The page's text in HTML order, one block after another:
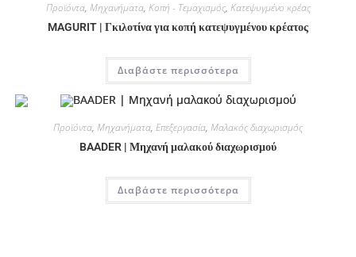
Προϊόντα, Μηχανήματα, Κοπή - Τεμαχισμός, Κατεψυγμένο κρέας
MAGURIT | Γκιλοτίνα για κοπή κατεψυγμένου κρέατος
Διαβάστε περισσότερα
Προϊόντα, Μηχανήματα, Επεξεργασία, Μαλακός διαχωρισμός
BAADER | Μηχανή μαλακού διαχωρισμού
Διαβάστε περισσότερα